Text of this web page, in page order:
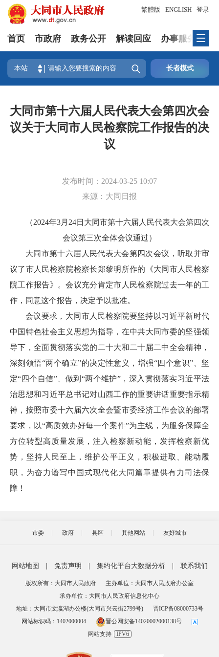
登录
繁體版 ENGLISH
首页 市政府 政务公开 解读回应 办事服务
本站  长者模式
大同市第十六届人民代表大会第四次会
议关于大同市人民检察院工作报告的决
议
发布时间： 2024-03-25 10:07
来源： 大同日报
（2024年3月24日大同市第十六届人民代表大会第四次
会议第三次全体会议通过）
大同市第十六届人民代表大会第四次会议，听取并审
议了市人民检察院检察长郑黎明所作的《大同市人民检察
院工作报告》。会议充分肯定市人民检察院过去一年的工
作，同意这个报告，决定予以批准。
会议要求，大同市人民检察院要坚持以习近平新时代
中国特色社会主义思想为指导，在中共大同市委的坚强领
导下，全面贯彻落实党的二十大和二十届二中全会精神，
深刻领悟“两个确立”的决定性意义，增强“四个意识”、坚
定“四个自信”、做到“两个维护”，深入贯彻落实习近平法
治思想和习近平总书记对山西工作的重要讲话重要指示精
神，按照市委十六届六次全会暨市委经济工作会议的部署
要求，以“高质效办好每一个案件”为主线，为服务保障全
方位转型高质量发展，注入检察新动能，发挥检察新优
势，坚持人民至上，维护公平正义，积极进取、能动履
职，为奋力谱写中国式现代化大同篇章提供有力司法保
障！
市委 政府 县区 其他网站 友好城市
网站地图 免责声明 集约化平台大数据分析 联系我们
版权所有：大同市人民政府
主办单位：大同市人民政府办公室
承办单位：大同市人民政府信息化中心
地址：大同市文瀛湖办公楼(大同市兴云街2799号)
晋ICP备08000733号
网站标识码：1402000004
晋公网安备14020002000138号
网站支持
IPV6